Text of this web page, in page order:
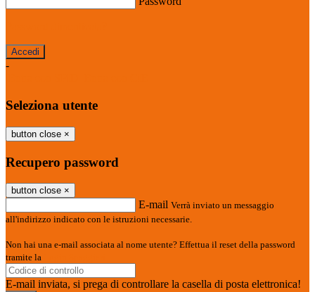
-
Seleziona utente
button close ×
Recupero password
button close ×
E-mail Verrà inviato un messaggio
all'indirizzo indicato con le istruzioni necessarie.
Non hai una e-mail associata al nome utente? Effettua il reset della password
tramite la
E-mail inviata, si prega di controllare la casella di posta elettronica!